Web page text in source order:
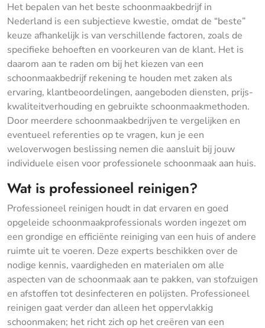
Het bepalen van het beste schoonmaakbedrijf in
Nederland is een subjectieve kwestie, omdat de “beste”
keuze afhankelijk is van verschillende factoren, zoals de
specifieke behoeften en voorkeuren van de klant. Het is
daarom aan te raden om bij het kiezen van een
schoonmaakbedrijf rekening te houden met zaken als
ervaring, klantbeoordelingen, aangeboden diensten, prijs-
kwaliteitverhouding en gebruikte schoonmaakmethoden.
Door meerdere schoonmaakbedrijven te vergelijken en
eventueel referenties op te vragen, kun je een
weloverwogen beslissing nemen die aansluit bij jouw
individuele eisen voor professionele schoonmaak aan huis.
Wat is professioneel reinigen?
Professioneel reinigen houdt in dat ervaren en goed
opgeleide schoonmaakprofessionals worden ingezet om
een grondige en efficiënte reiniging van een huis of andere
ruimte uit te voeren. Deze experts beschikken over de
nodige kennis, vaardigheden en materialen om alle
aspecten van de schoonmaak aan te pakken, van stofzuigen
en afstoffen tot desinfecteren en polijsten. Professioneel
reinigen gaat verder dan alleen het oppervlakkig
schoonmaken; het richt zich op het creëren van een